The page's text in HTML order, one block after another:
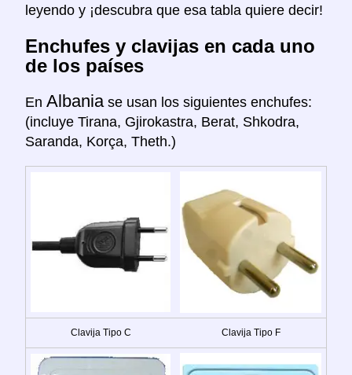
leyendo y ¡descubra que esa tabla quiere decir!
Enchufes y clavijas en cada uno
de los países
En Albania se usan los siguientes enchufes:
(incluye Tirana, Gjirokastra, Berat, Shkodra,
Saranda, Korça, Theth.)
Clavija Tipo C Clavija Tipo F